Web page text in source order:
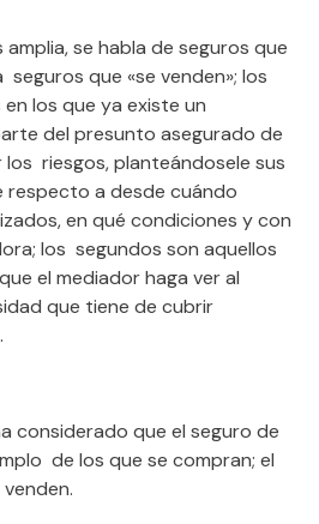
se habla de seguros que
que «se venden»; los
los que ya existe un
del presunto asegurado de
riesgos, planteándosele sus
respecto a desde cuándo
en qué condiciones y con
los segundos son aquellos
el mediador haga ver al
que tiene de cubrir
considerado que el seguro de
de los que se compran; el